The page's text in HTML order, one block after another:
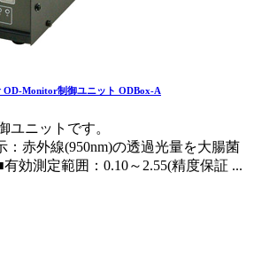
OD-Monitor制御ユニット ODBox-A
ユニットです。
：赤外線(950nm)の透過光量を大腸菌
効測定範囲：0.10～2.55(精度保証 ...